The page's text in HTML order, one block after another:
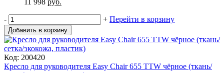
- + Перейти в корзину
Добавить в корзину
Код: 200420
Кресло для руководителя Easy Chair 655 TTW чёрное (ткань/